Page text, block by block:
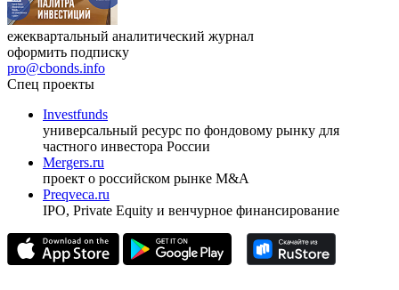
оформить подписку
pro@cbonds.info
Спец проекты
Investfunds
универсальный ресурс по фондовому рынку для
частного инвестора России
проект о российском рынке M&A
Preqveca.ru